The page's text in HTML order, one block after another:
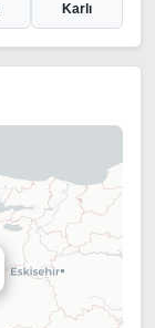
Karlı